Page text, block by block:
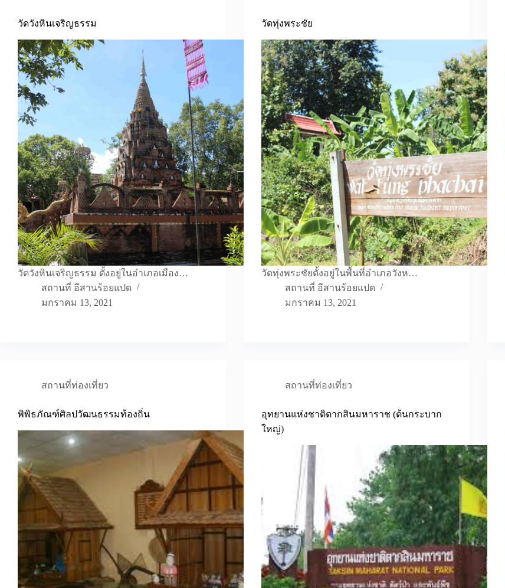
วัดวังหินเจริญธรรม
วัดวังหินเจริญธรรม ตั้งอยู่ในอำเภอเมือง…
สถานที่ อีสานร้อยแปด
มกราคม 13, 2021
วัดทุ่งพระชัย
วัดทุ่งพระชัยตั้งอยู่ในพื้นที่อำเภอวังห…
สถานที่ อีสานร้อยแปด
มกราคม 13, 2021
สถานที่ท่องเที่ยว
พิพิธภัณฑ์ศิลปวัฒนธรรมท้องถิ่น
สถานที่ท่องเที่ยว
อุทยานแห่งชาติตากสินมหาราช (ต้นกระบาก
ใหญ่)